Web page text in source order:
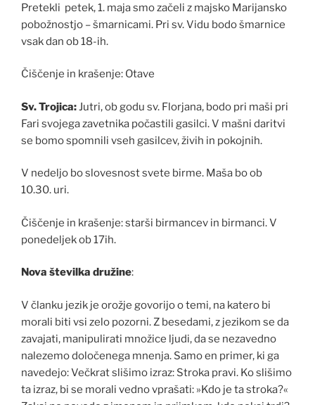
Pretekli petek, 1. maja smo začeli z majsko Marijansko
pobožnostjo – šmarnicami. Pri sv. Vidu bodo šmarnice
vsak dan ob 18-ih.
Čiščenje in krašenje: Otave
Sv. Trojica:Jutri, ob godu sv. Florjana, bodo pri maši pri
Fari svojega zavetnika počastili gasilci. V mašni daritvi
se bomo spomnili vseh gasilcev, živih in pokojnih.
V nedeljo bo slovesnost svete birme. Maša bo ob
10.30. uri.
Čiščenje in krašenje: starši birmancev in birmanci. V
ponedeljek ob 17ih.
Nova številka družine:
V članku jezik je orožje govorijo o temi, na katero bi
morali biti vsi zelo pozorni. Z besedami, z jezikom se da
zavajati, manipulirati množice ljudi, da se nezavedno
nalezemo določenega mnenja. Samo en primer, ki ga
navedejo: Večkrat slišimo izraz: Stroka pravi. Ko slišimo
ta izraz, bi se morali vedno vprašati: »Kdo je ta stroka?«